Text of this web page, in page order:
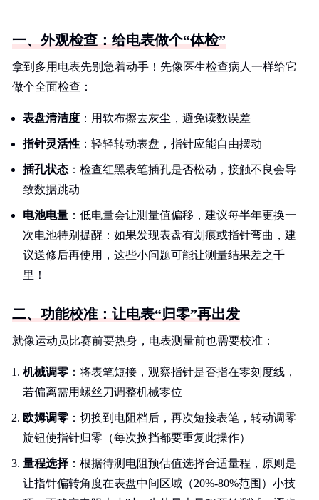
一、外观检查：给电表做个“体检”
拿到多用电表先别急着动手！先像医生检查病人一样给它
做个全面检查：
表盘清洁度 ：用软布擦去灰尘，避免读数误差
指针灵活性 ：轻轻转动表盘，指针应能自由摆动
插孔状态 ：检查红黑表笔插孔是否松动，接触不良会导
致数据跳动
电池电量 ：低电量会让测量值偏移，建议每半年更换一
次电池特别提醒：如果发现表盘有划痕或指针弯曲，建
议送修后再使用，这些小问题可能让测量结果差之千
里！
二、功能校准：让电表“归零”再出发
就像运动员比赛前要热身，电表测量前也需要校准：
机械调零 ：将表笔短接，观察指针是否指在零刻度线，
若偏离需用螺丝刀调整机械零位
欧姆调零 ：切换到电阻档后，再次短接表笔，转动调零
旋钮使指针归零（每次换挡都要重复此操作）
量程选择 ：根据待测电阻预估值选择合适量程，原则是
让指针偏转角度在表盘中间区域（20%-80%范围）小技